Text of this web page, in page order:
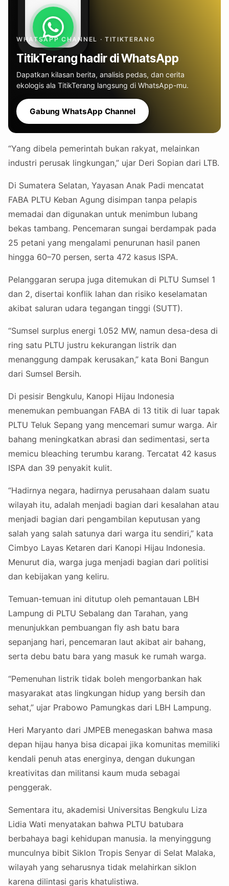
WHATSAPP CHANNEL · TITIKTERANG
TitikTerang hadir di WhatsApp
Dapatkan kilasan berita, analisis pedas, dan cerita
ekologis ala TitikTerang langsung di WhatsApp-mu.
Gabung WhatsApp Channel
“Yang dibela pemerintah bukan rakyat, melainkan
industri perusak lingkungan,” ujar Deri Sopian dari LTB.
Di Sumatera Selatan, Yayasan Anak Padi mencatat
FABA PLTU Keban Agung disimpan tanpa pelapis
memadai dan digunakan untuk menimbun lubang
bekas tambang. Pencemaran sungai berdampak pada
25 petani yang mengalami penurunan hasil panen
hingga 60–70 persen, serta 472 kasus ISPA.
Pelanggaran serupa juga ditemukan di PLTU Sumsel 1
dan 2, disertai konflik lahan dan risiko keselamatan
akibat saluran udara tegangan tinggi (SUTT).
“Sumsel surplus energi 1.052 MW, namun desa-desa di
ring satu PLTU justru kekurangan listrik dan
menanggung dampak kerusakan,” kata Boni Bangun
dari Sumsel Bersih.
Di pesisir Bengkulu, Kanopi Hijau Indonesia
menemukan pembuangan FABA di 13 titik di luar tapak
PLTU Teluk Sepang yang mencemari sumur warga. Air
bahang meningkatkan abrasi dan sedimentasi, serta
memicu bleaching terumbu karang. Tercatat 42 kasus
ISPA dan 39 penyakit kulit.
“Hadirnya negara, hadirnya perusahaan dalam suatu
wilayah itu, adalah menjadi bagian dari kesalahan atau
menjadi bagian dari pengambilan keputusan yang
salah yang salah satunya dari warga itu sendiri,” kata
Cimbyo Layas Ketaren dari Kanopi Hijau Indonesia.
Menurut dia, warga juga menjadi bagian dari politisi
dan kebijakan yang keliru.
Temuan-temuan ini ditutup oleh pemantauan LBH
Lampung di PLTU Sebalang dan Tarahan, yang
menunjukkan pembuangan fly ash batu bara
sepanjang hari, pencemaran laut akibat air bahang,
serta debu batu bara yang masuk ke rumah warga.
“Pemenuhan listrik tidak boleh mengorbankan hak
masyarakat atas lingkungan hidup yang bersih dan
sehat,” ujar Prabowo Pamungkas dari LBH Lampung.
Heri Maryanto dari JMPEB menegaskan bahwa masa
depan hijau hanya bisa dicapai jika komunitas memiliki
kendali penuh atas energinya, dengan dukungan
kreativitas dan militansi kaum muda sebagai
penggerak.
Sementara itu, akademisi Universitas Bengkulu Liza
Lidia Wati menyatakan bahwa PLTU batubara
berbahaya bagi kehidupan manusia. Ia menyinggung
munculnya bibit Siklon Tropis Senyar di Selat Malaka,
wilayah yang seharusnya tidak melahirkan siklon
karena dilintasi garis khatulistiwa.